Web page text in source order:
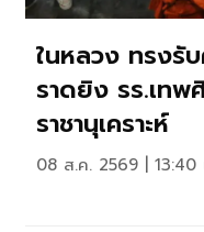
ในหลวง ทรงรั
ราดยิง รร.เทพ
ราชานุเคราะห์
08 ส.ค. 2569 | 13:40